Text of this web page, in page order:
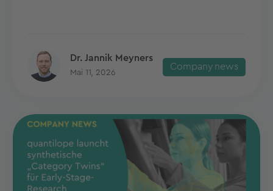
Dr. Jannik Meyners
Mai 11, 2026
Company news